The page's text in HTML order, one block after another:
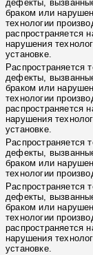
дефекты,
браком или
технологии
распространяется
нарушения
установке.
Распространяется
дефекты,
браком или
технологии
распространяется
нарушения
установке.
Распространяется
дефекты,
браком или
технологии
Распространяется
дефекты,
браком или
технологии
распространяется
нарушения
установке.